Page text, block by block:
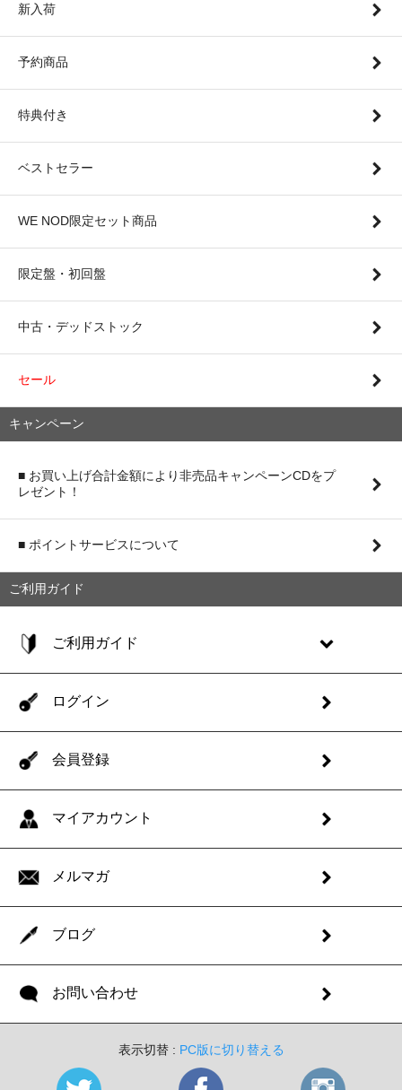
新入荷
予約商品
特典付き
ベストセラー
WE NOD限定セット商品
限定盤・初回盤
中古・デッドストック
セール
キャンペーン
■ お買い上げ合計金額により非売品キャンペーンCDをプ
レゼント！
■ ポイントサービスについて
ご利用ガイド
ご利用ガイド
ログイン
会員登録
マイアカウント
メルマガ
ブログ
お問い合わせ
表示切替 : PC版に切り替える